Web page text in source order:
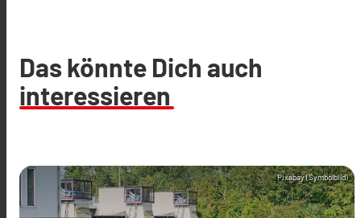
Das könnte Dich auch
interessieren
Pixabay (Symbolbild)